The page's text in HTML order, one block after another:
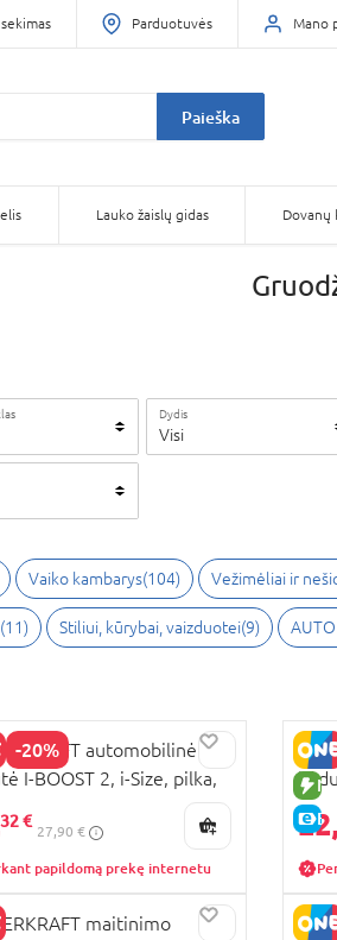
Parduotuvės Mano
Paieška
Lauko žaislų gidas Dovanų
Dydis
Visi
Vaiko kambarys(104) Vežimėliai ir
(11) Stiliui, kūrybai, vaizduotei(9)
-20%
PREKĖ
automobilinė
I-BOOST 2, i-Size, pilka,
32 €
27,90 €
papildomą prekę internetu
E-
22,
maitinimo